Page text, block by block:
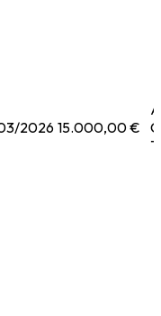
2026 15.000,00 €